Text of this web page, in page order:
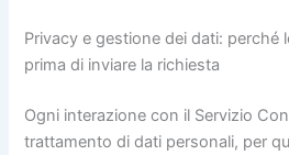
Privacy e gestione dei dati: perché
prima di inviare la richiesta
Ogni interazione con il Servizio
trattamento di dati personali, per